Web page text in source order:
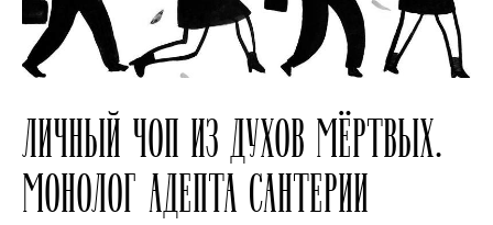
ЛИЧНЫЙ ЧОП ИЗ ДУХОВ МЁРТВЫХ.
МОНОЛОГ АДЕПТА САНТЕРИИ